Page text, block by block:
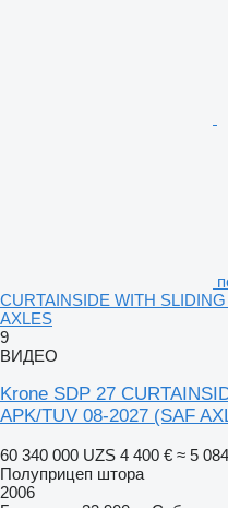
CURTAINSIDE WITH
AXLES
9
ВИДЕО
Krone SDP 27
APK/TUV 08-2027 (SAF
60 340 000 UZS 4 400 € ≈ 5
Полуприцеп штора
2006